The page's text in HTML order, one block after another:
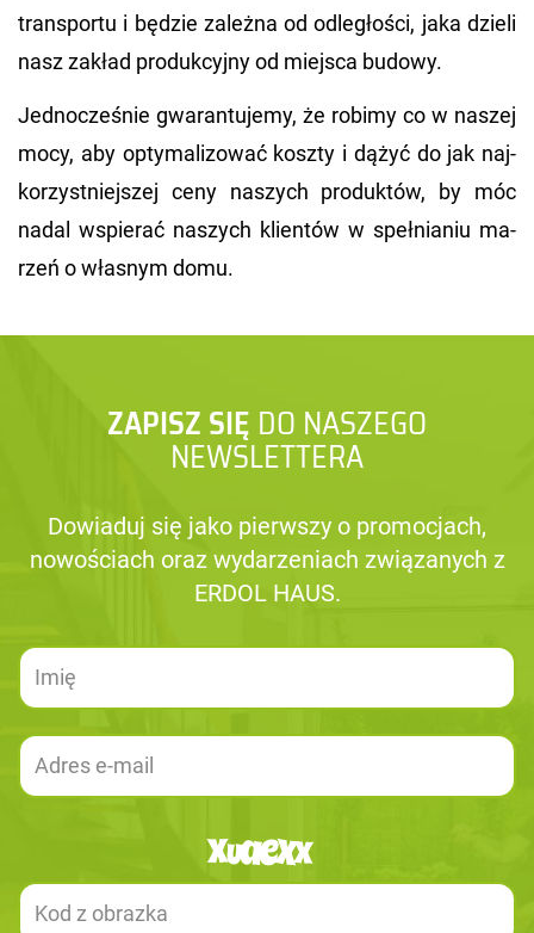
trans­por­tu i bę­dzie za­leż­na od od­le­gło­ści, jaka dzie­li
nasz za­kład pro­duk­cyj­ny od miej­sca bu­do­wy.
Jed­no­cze­śnie gwa­ran­tu­je­my, że ro­bi­my co w na­szej
mocy, aby opty­ma­li­zo­wać kosz­ty i dążyć do jak naj­
ko­rzyst­niej­szej ceny na­szych pro­duk­tów, by móc
nadal wspie­rać na­szych klien­tów w speł­nia­niu ma­
rzeń o wła­snym domu.
ZAPISZ SIĘ DO NASZEGO
NEWSLETTERA
Dowiaduj się jako pierwszy o promocjach,
nowościach oraz wydarzeniach związanych z
ERDOL HAUS.